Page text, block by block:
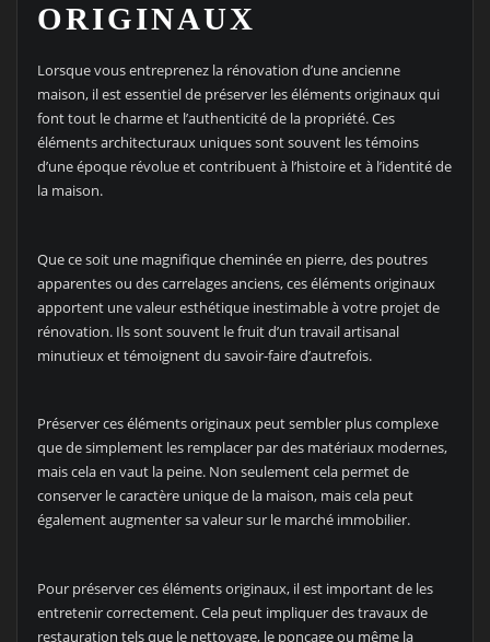
ORIGINAUX
Lorsque vous entreprenez la rénovation d’une ancienne
maison, il est essentiel de préserver les éléments originaux qui
font tout le charme et l’authenticité de la propriété. Ces
éléments architecturaux uniques sont souvent les témoins
d’une époque révolue et contribuent à l’histoire et à l’identité de
la maison.
Que ce soit une magnifique cheminée en pierre, des poutres
apparentes ou des carrelages anciens, ces éléments originaux
apportent une valeur esthétique inestimable à votre projet de
rénovation. Ils sont souvent le fruit d’un travail artisanal
minutieux et témoignent du savoir-faire d’autrefois.
Préserver ces éléments originaux peut sembler plus complexe
que de simplement les remplacer par des matériaux modernes,
mais cela en vaut la peine. Non seulement cela permet de
conserver le caractère unique de la maison, mais cela peut
également augmenter sa valeur sur le marché immobilier.
Pour préserver ces éléments originaux, il est important de les
entretenir correctement. Cela peut impliquer des travaux de
restauration tels que le nettoyage, le ponçage ou même la